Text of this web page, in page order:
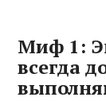
Миф 1:
всегда